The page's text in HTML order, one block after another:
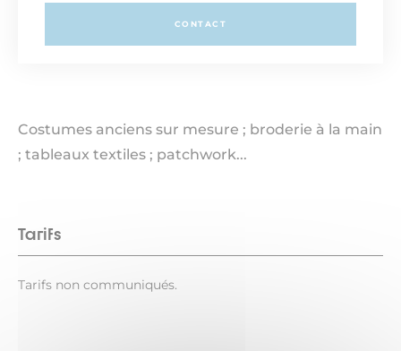
Costumes anciens sur mesure ; broderie à la main
; tableaux textiles ; patchwork...
Tarifs
Tarifs non communiqués.
CONTACT